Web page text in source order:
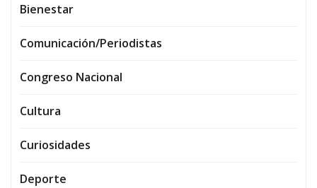
Bienestar
Comunicación/Periodistas
Congreso Nacional
Cultura
Curiosidades
Deporte